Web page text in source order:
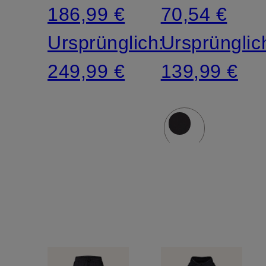
Trägern
und
186,99 €
Ursprünglich:
249,99 €
70,54 €
139,99 €